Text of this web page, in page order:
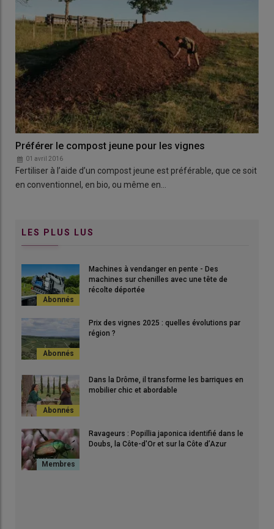
Préférer le compost jeune pour les vignes
01 avril 2016
Fertiliser à l’aide d’un compost jeune est préférable, que ce soit
en conventionnel, en bio, ou même en…
LES PLUS LUS
Machines à vendanger en pente - Des
machines sur chenilles avec une tête de
récolte déportée
Prix des vignes 2025 : quelles évolutions par
région ?
Dans la Drôme, il transforme les barriques en
mobilier chic et abordable
Ravageurs : Popillia japonica identifié dans le
Doubs, la Côte-d'Or et sur la Côte d’Azur